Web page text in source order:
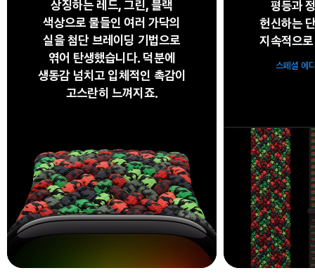
상징하는 레드, 그린, 블랙
색상으로 물들인 여러 가닥의
실을 첨단 브레이딩 기법으로
엮어 탄생했습니다. 덕분에
생동감 넘치고 입체적인 촉감이
고스란히 느껴지죠.
평등과
헌신하는
지속적으
스페셜 에